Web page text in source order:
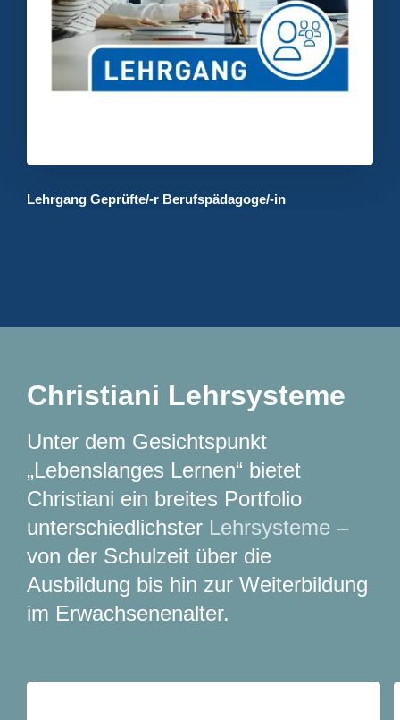
Lehrgang Geprüfte/-r Berufspädagoge/-in
Christiani Lehrsysteme
Unter dem Gesichtspunkt
„Lebenslanges Lernen“ bietet
Christiani ein breites Portfolio
unterschiedlichster Lehrsysteme–
von der Schulzeit über die
Ausbildung bis hin zur Weiterbildung
im Erwachsenenalter.